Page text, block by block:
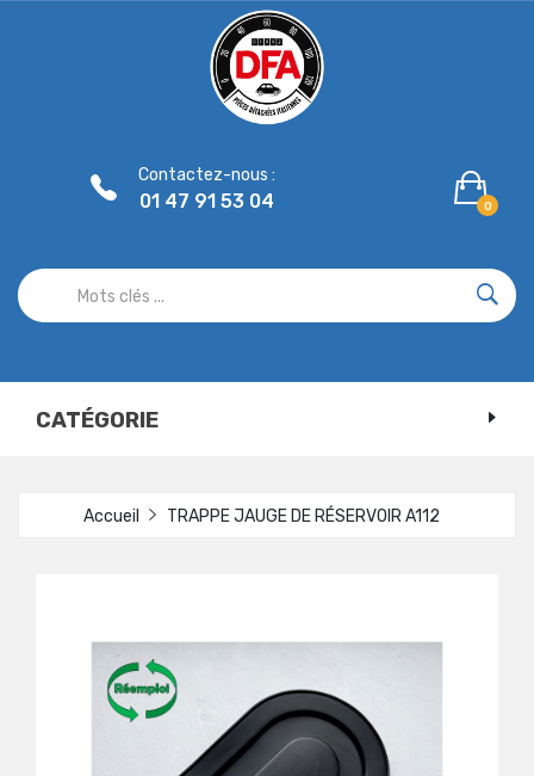
0
Contactez-nous :
01 47 91 53 04
CATÉGORIE
Accueil TRAPPE JAUGE DE RÉSERVOIR A112
Panneau de gestion des cookies